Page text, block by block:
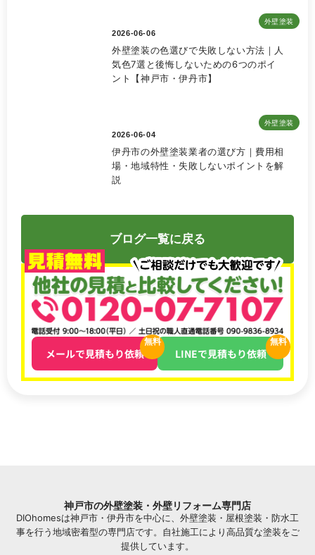
外壁塗装
2026-06-06
外壁塗装の色選びで失敗しない方法｜人
気色7選と後悔しないための6つのポイ
ント【神戸市・伊丹市】
外壁塗装
2026-06-04
伊丹市の外壁塗装業者の選び方｜費用相
場・地域特性・失敗しないポイントを解
説
ブログ一覧に戻る
メールで見積もり依頼
無料
LINEで見積もり依頼
無料
神戸市の外壁塗装・外壁リフォーム専門店
DIOhomesは神戸市・伊丹市を中心に、外壁塗装・屋根塗装・防水工
事を行う地域密着型の専門店です。自社施工により高品質な塗装をご
提供しています。